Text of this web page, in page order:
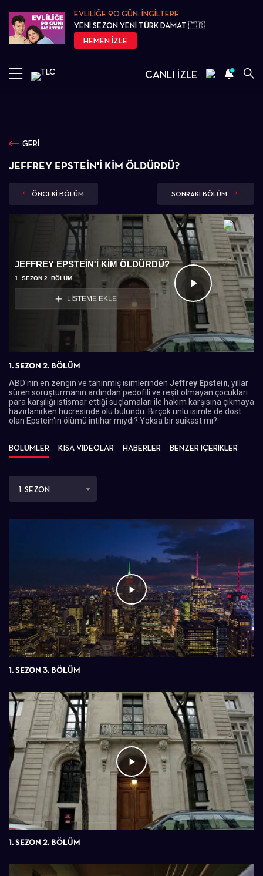
EVLİLİĞE 90 GÜN: İNGİLTERE
YENİ SEZON YENİ TÜRK DAMAT 🇹🇷
HEMEN İZLE
CANLI İZLE
GERİ
JEFFREY EPSTEIN'I KIM ÖLDÜRDÜ?
ÖNCEKİ BÖLÜM SONRAKİ BÖLÜM
Videoyu
Oynat
JEFFREY EPSTEIN'I KIM ÖLDÜRDÜ?
1. SEZON 2. BÖLÜM
LİSTEME EKLE
1. SEZON 2. BÖLÜM
ABD'nin en zengin ve tanınmış isimlerinden Jeffrey Epstein, yıllar
süren soruşturmanın ardından pedofili ve reşit olmayan çocukları
para karşılığı istismar ettiği suçlamaları ile hakim karşısına çıkmaya
hazırlanırken hücresinde ölü bulundu. Birçok ünlü isimle de dost
olan Epstein'in ölümü intihar mıydı? Yoksa bir suikast mı?
BÖLÜMLER KISA VİDEOLAR HABERLER BENZER İÇERİKLER
1. SEZON
1. SEZON 3. BÖLÜM
1. SEZON 2. BÖLÜM